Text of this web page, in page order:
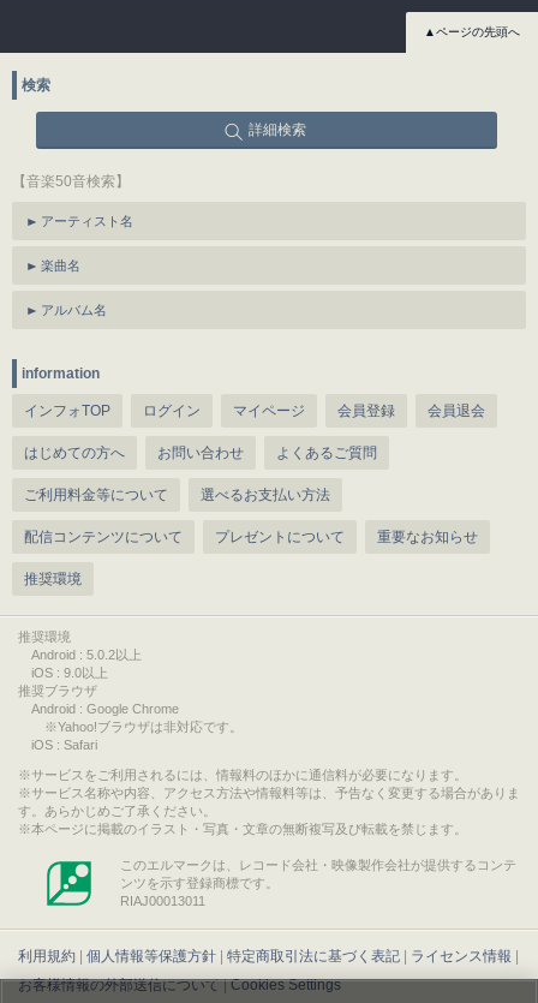
▲ページの先頭へ
検索
詳細検索
【音楽50音検索】
アーティスト名
楽曲名
アルバム名
information
インフォTOP ログイン マイページ 会員登録 会員退会
はじめての方へ お問い合わせ よくあるご質問
ご利用料金等について 選べるお支払い方法
配信コンテンツについて プレゼントについて 重要なお知らせ
推奨環境
推奨環境
Android : 5.0.2以上
iOS : 9.0以上
推奨ブラウザ
Android : Google Chrome
※Yahoo!ブラウザは非対応です。
iOS : Safari
サービスをご利用されるには、情報料のほかに通信料が必要になります。
サービス名称や内容、アクセス方法や情報料等は、予告なく変更する場合がありま
す。あらかじめご了承ください。
本ページに掲載のイラスト・写真・文章の無断複写及び転載を禁じます。
このエルマークは、レコード会社・映像製作会社が提供するコンテ
ンツを示す登録商標です。
RIAJ00013011
利用規約 個人情報等保護方針 特定商取引法に基づく表記 ライセンス情報
お客様情報の外部送信について|Cookies Settings